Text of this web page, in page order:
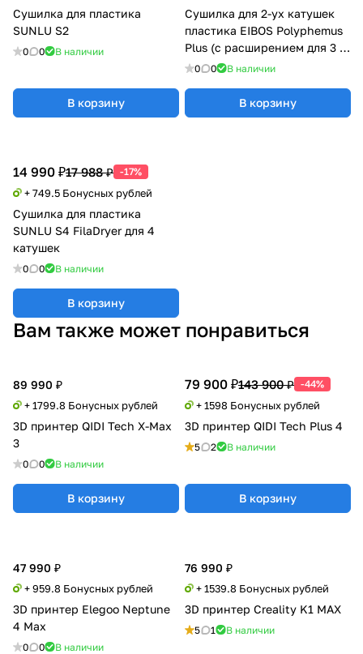
Сушилка для пластика
SUNLU S2
0 0 В наличии
В корзину
Сушилка для 2-ух катушек
пластика EIBOS Polyphemus
Plus (с расширением для 3 кг
катушки)
0 0 В наличии
В корзину
14 990 ₽17 988 ₽ -17%
+ 749.5 Бонусных рублей
Сушилка для пластика
SUNLU S4 FilaDryer для 4
катушек
0 0 В наличии
В корзину
Вам также может понравиться
89 990 ₽
+ 1799.8 Бонусных рублей
3D принтер QIDI Tech X-Max
3
0 0 В наличии
В корзину
79 900 ₽143 900 ₽ -44%
+ 1598 Бонусных рублей
3D принтер QIDI Tech Plus 4
5 2 В наличии
В корзину
76 990 ₽
+ 1539.8 Бонусных рублей
3D принтер Creality K1 MAX
5 1 В наличии
47 990 ₽
+ 959.8 Бонусных рублей
3D принтер Elegoo Neptune
4 Max
0 0 В наличии